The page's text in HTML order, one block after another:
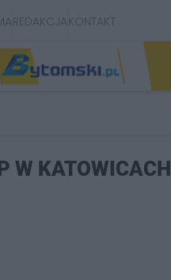
REDAKCJAKONTAKT
W KATOWICACH